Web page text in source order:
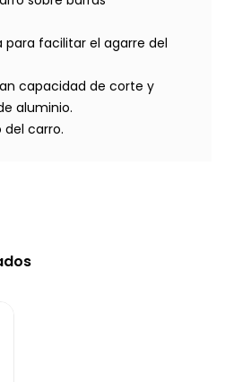
facilitar el agarre del
capacidad de corte y
aluminio.
carro.